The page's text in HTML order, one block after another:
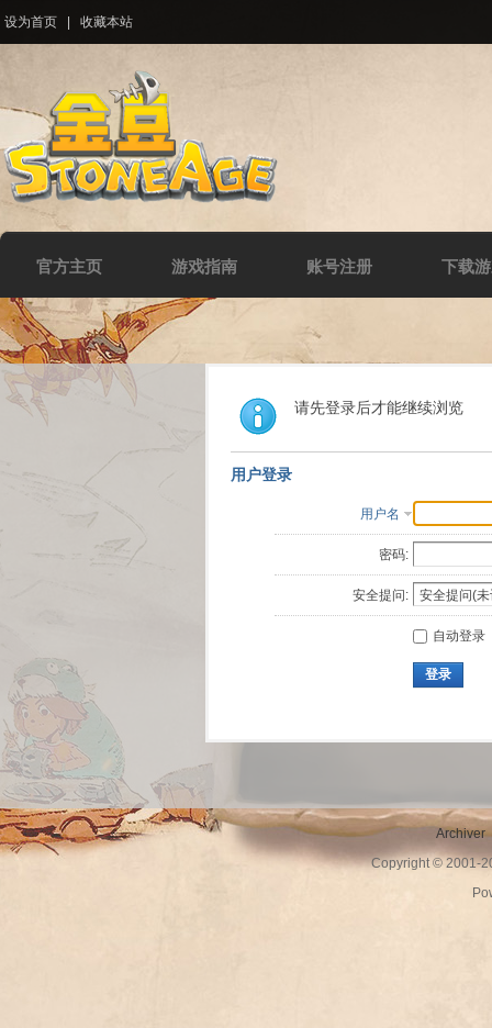
设为首页 收藏本站
官方主页 游戏指南 账号注册 下载
请先登录后才能继续浏览
用户登录
用户名
密码:
安全提问:
自动登录
登录
Archiver
Copyright © 2001-